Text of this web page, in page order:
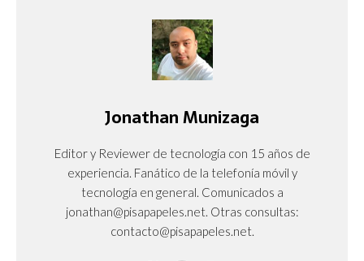
Jonathan Munizaga
Editor y Reviewer de tecnología con 15 años de
experiencia. Fanático de la telefonía móvil y
tecnología en general. Comunicados a
jonathan@pisapapeles.net. Otras consultas:
contacto@pisapapeles.net.